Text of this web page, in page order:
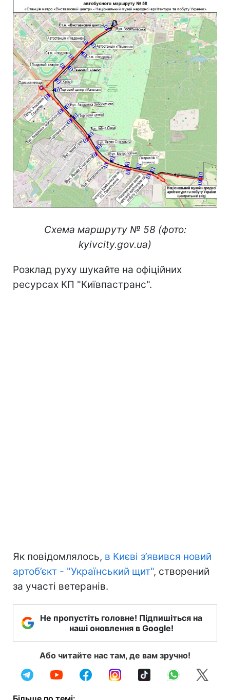
Схема маршруту № 58 (фото:
kyivcity.gov.ua)
Розклад руху шукайте на офіційних
ресурсах КП "Київпастранс".
Як повідомлялось, в Києві з’явився новий
артоб’єкт - "Український щит", створений
за участі ветеранів.
Не пропустіть головне! Підпишіться на
наші оновлення в Google!
Або читайте нас там, де вам зручно!